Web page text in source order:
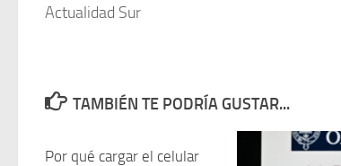
Actualidad Sur
TAMBIÉN TE PODRÍA GUSTAR...
Por qué cargar el celular